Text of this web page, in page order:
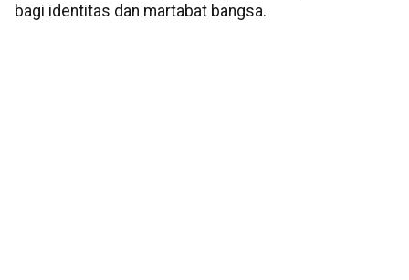
bagi identitas dan martabat bangsa.